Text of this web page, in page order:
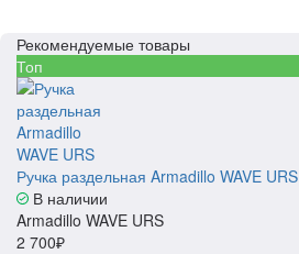
Рекомендуемые товары
Топ
Ручка раздельная Armadillo WAVE URS
В наличии
Armadillo WAVE URS
2 700₽